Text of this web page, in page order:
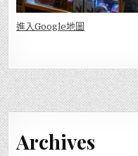
進入Google地圖
Archives